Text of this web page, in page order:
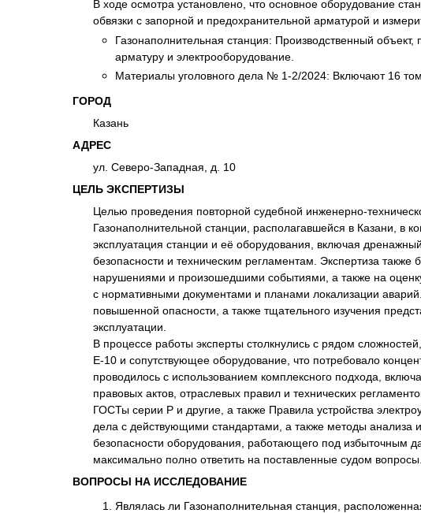
Психиатрическая экспертиза
Фоноскопическая экспертиза
Экономическая экспертиза
В ходе осмотра установлено, что основное оборудование
обвязки с запорной и предохранительной арматурой и
Газонаполнительная станция: Производственный
арматуру и электрооборудование.
Материалы уголовного дела № 1-2/2024: Включают 16
ГОРОД
Казань
АДРЕС
ул. Северо-Западная, д. 10
ЦЕЛЬ ЭКСПЕРТИЗЫ
Целью проведения повторной судебной инженерно-
Газонаполнительной станции, располагавшейся в Казани, в
эксплуатация станции и её оборудования, включая
безопасности и техническим регламентам. Экспертиза
нарушениями и произошедшими событиями, а также на
с нормативными документами и планами локализации
повышенной опасности, а также тщательного изучения
эксплуатации.
В процессе работы эксперты столкнулись с рядом
Е-10 и сопутствующее оборудование, что потребовало
проводилось с использованием комплексного подхода,
правовых актов, отраслевых правил и технических
ГОСТы серии Р и другие, а также Правила устройства
дела с действующими стандартами, а также методы
безопасности оборудования, работающего под избыточным
максимально полно ответить на поставленные судом вопросы.
ВОПРОСЫ НА ИССЛЕДОВАНИЕ
Являлась ли Газонаполнительная станция,